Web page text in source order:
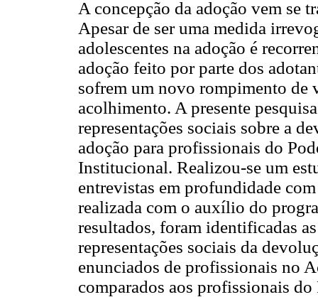
A concepção da adoção vem se
Apesar de ser uma medida
adolescentes na adoção é
adoção feito por parte dos
sofrem um novo rompimento de
acolhimento. A presente
representações sociais sobre a
adoção para profissionais do
Institucional. Realizou-se um
entrevistas em profundidade
realizada com o auxílio do
resultados, foram identificadas
representações sociais da
enunciados de profissionais no
comparados aos profissionais